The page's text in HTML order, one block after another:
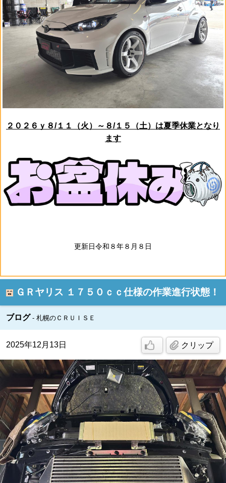
２０２６ｙ８/１１（火）～８/１５（土）は夏季休業となり
ます
更新日令和８年８月８日
ＧＲヤリス １７５０ｃｃ仕様の作業進行状態！
ブログ 札幌のＣＲＵＩＳＥ
2025年12月13日 クリップ